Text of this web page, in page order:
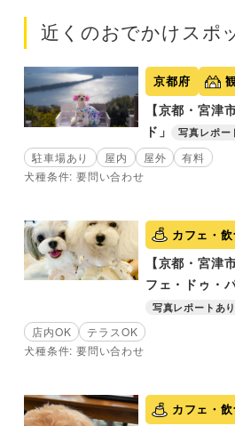
近くのおでかけスポ
京都府
【京都・宮津
ド」
写真レポー
駐車場あり 屋内 屋外
有料
犬種条件: 要問い合わせ
カフェ・
【京都・宮
フェ・ドゥ・
写真レポートあり
店内OK
テラスOK
犬種条件: 要問い合わせ
カフェ・